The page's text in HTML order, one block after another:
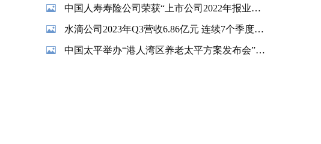
中国人寿寿险公司荣获“上市公司2022年报业绩说明会最佳实践”奖项
水滴公司2023年Q3营收6.86亿元 连续7个季度实现盈利
中国太平举办“港人湾区养老太平方案发布会”暨“香港金融交易及服务有限公司揭牌仪式”